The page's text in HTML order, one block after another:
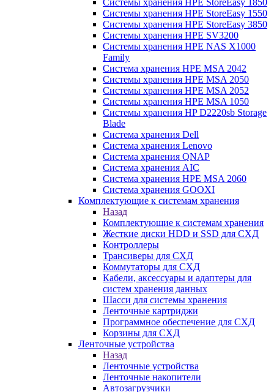
Системы хранения HPE StoreEasy 1850
Системы хранения HPE StoreEasy 1550
Системы хранения HPE StoreEasy 3850
Системы хранения HPE SV3200
Системы хранения HPE NAS X1000
Family
Система хранения HPE MSA 2042
Системы хранения HPE MSA 2050
Системы хранения HPE MSA 2052
Системы хранения HPE MSA 1050
Системы хранения HP D2220sb Storage
Blade
Система хранения Dell
Система хранения Lenovo
Система хранения QNAP
Система хранения AIC
Система хранения HPE MSA 2060
Система хранения GOOXI
Комплектующие к системам хранения
Назад
Комплектующие к системам хранения
Жесткие диски HDD и SSD для СХД
Контроллеры
Трансиверы для СХД
Коммутаторы для СХД
Кабели, аксессуары и адаптеры для
систем хранения данных
Шасси для системы хранения
Ленточные картриджи
Программное обеспечение для СХД
Корзины для СХД
Ленточные устройства
Назад
Ленточные устройства
Ленточные накопители
Автозагрузчики